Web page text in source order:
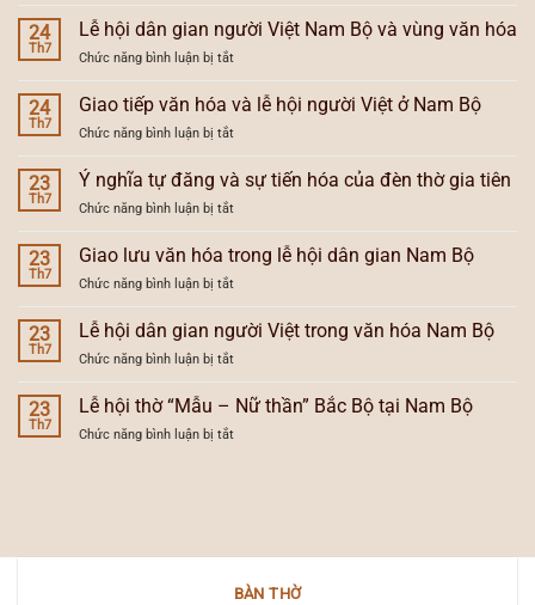
hóa
và
lễ
hội
Bộ
tiếp
văn
hóa
và
xu
Nam
Bộ
24
Th7
Lễ hội dân gian người Việt Nam Bộ và vùng văn hóa
Chức năng bình luận bị tắtở
Lễ
hội
gian
người
Việt
vùng
văn
24
Th7
Giao tiếp văn hóa và lễ hội người Việt ở Nam Bộ
Chức năng bình luận bị tắtở
Giao
tiếp
hóa
và
lễ
ở
Nam
23
Th7
Ý nghĩa tự đăng và sự tiến hóa của đèn thờ gia tiên
Chức năng bình luận bị tắtở
Ý
nghĩa
đăng
và
sự
đèn
thờ
23
Th7
Giao lưu văn hóa trong lễ hội dân gian Nam Bộ
Chức năng bình luận bị tắtở
Giao
lưu
văn
hóa
trong
lễ
23
Th7
Lễ hội dân gian người Việt trong văn hóa Nam Bộ
Chức năng bình luận bị tắtở
Lễ
hội
gian
Nam
Bộ
23
Th7
Lễ hội thờ “Mẫu – Nữ thần” Bắc Bộ tại Nam Bộ
Chức năng bình luận bị tắtở
Nữ
Bắc
BÀN THỜ